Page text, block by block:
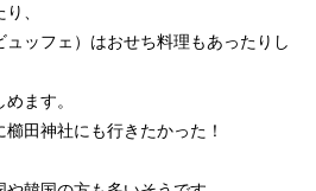
、
ッフェ）はおせち料理もあったりし
ます。
田神社にも行きたかった！